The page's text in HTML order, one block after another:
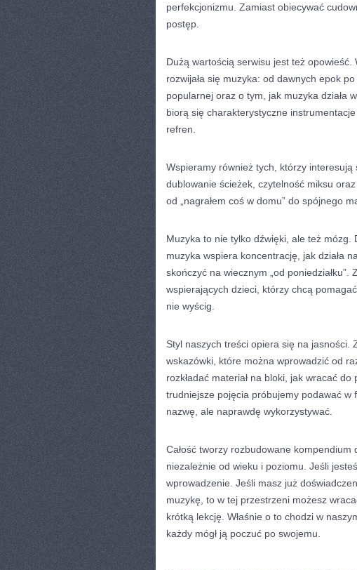
perfekcjonizmu. Zamiast obiecywać
postęp.
Dużą wartością serwisu jest też opowieść.
rozwijała się muzyka: od dawnych epok
popularnej oraz o tym, jak muzyka działa
biorą się charakterystyczne
refren.
Wspieramy również tych, którzy
dublowanie ścieżek, czytelność miksu
od „nagrałem coś w domu” do spójnego
Muzyka to nie tylko dźwięki, ale też
muzyka wspiera koncentrację, jak działa
skończyć na wiecznym „od
wspierających dzieci, którzy chcą
nie wyścig.
Styl naszych treści opiera się na jasności.
wskazówki, które można wprowadzić od
rozkładać materiał na bloki, jak wracać
trudniejsze pojęcia próbujemy podawać w
nazwę, ale naprawdę wykorzystywać.
Całość tworzy rozbudowane kompendium
niezależnie od wieku i poziomu. Jeśli
wprowadzenie. Jeśli masz już
muzykę, to w tej przestrzeni możesz
krótką lekcję. Właśnie o to chodzi w
każdy mógł ją poczuć po swojemu.